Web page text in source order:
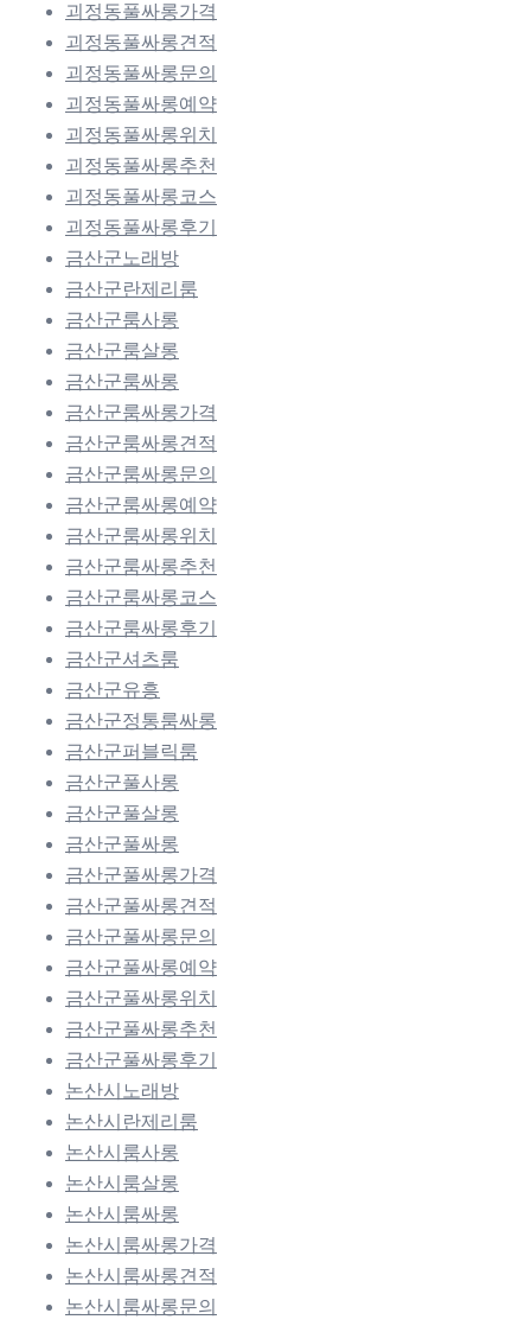
괴정동풀싸롱가격
괴정동풀싸롱견적
괴정동풀싸롱문의
괴정동풀싸롱예약
괴정동풀싸롱위치
괴정동풀싸롱추천
괴정동풀싸롱코스
괴정동풀싸롱후기
금산군노래방
금산군란제리룸
금산군룸사롱
금산군룸살롱
금산군룸싸롱
금산군룸싸롱가격
금산군룸싸롱견적
금산군룸싸롱문의
금산군룸싸롱예약
금산군룸싸롱위치
금산군룸싸롱추천
금산군룸싸롱코스
금산군룸싸롱후기
금산군셔츠룸
금산군유흥
금산군정통룸싸롱
금산군퍼블릭룸
금산군풀사롱
금산군풀살롱
금산군풀싸롱
금산군풀싸롱가격
금산군풀싸롱견적
금산군풀싸롱문의
금산군풀싸롱예약
금산군풀싸롱위치
금산군풀싸롱추천
금산군풀싸롱후기
논산시노래방
논산시란제리룸
논산시룸사롱
논산시룸살롱
논산시룸싸롱
논산시룸싸롱가격
논산시룸싸롱견적
논산시룸싸롱문의